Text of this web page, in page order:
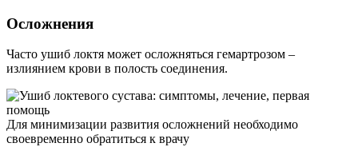
Осложнения
Часто ушиб локтя может осложняться гемартрозом –
излиянием крови в полость соединения.
Для минимизации развития осложнений необходимо
своевременно обратиться к врачу